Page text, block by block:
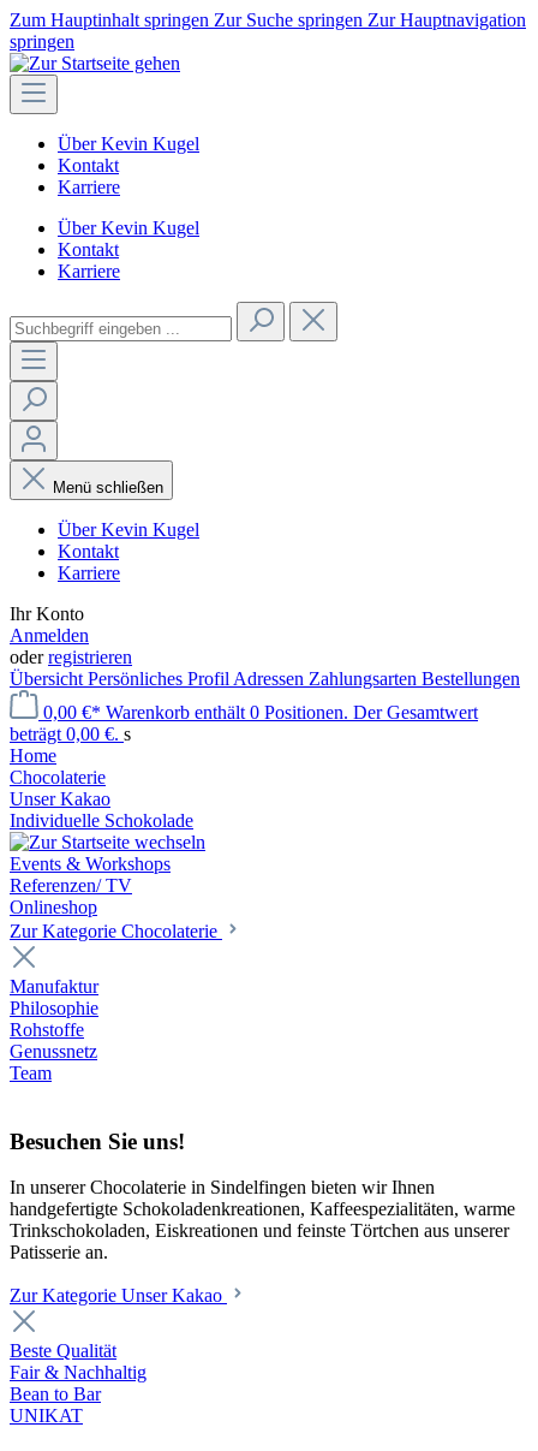
Zum Hauptinhalt springen Zur Suche springen Zur Hauptnavigation
springen
Über Kevin Kugel
Kontakt
Karriere
Über Kevin Kugel
Kontakt
Karriere
Menü schließen
Über Kevin Kugel
Kontakt
Karriere
Ihr Konto
Anmelden
oderregistrieren
Übersicht Persönliches Profil Adressen Zahlungsarten Bestellungen
0,00 €* Warenkorb enthält 0 Positionen. Der Gesamtwert
beträgt 0,00 €. s
Home
Chocolaterie
Unser Kakao
Individuelle Schokolade
Events & Workshops
Referenzen/ TV
Onlineshop
Zur Kategorie Chocolaterie
Manufaktur
Philosophie
Rohstoffe
Genussnetz
Team
Besuchen Sie uns!
In unserer Chocolaterie in Sindelfingen bieten wir Ihnen
handgefertigte Schokoladenkreationen, Kaffeespezialitäten, warme
Trinkschokoladen, Eiskreationen und feinste Törtchen aus unserer
Patisserie an.
Zur Kategorie Unser Kakao
Beste Qualität
Fair & Nachhaltig
Bean to Bar
UNIKAT